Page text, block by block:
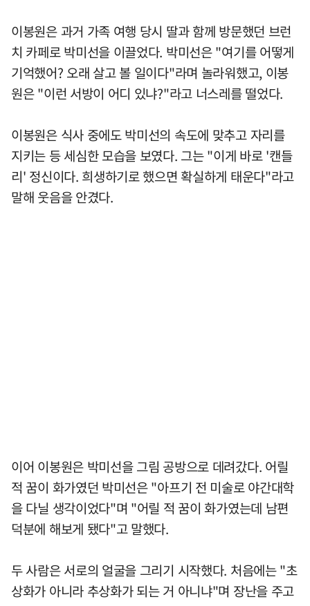
이봉원은 과거 가족 여행 당시 딸과 함께 방문했던 브런
치 카페로 박미선을 이끌었다. 박미선은 "여기를 어떻게
기억했어? 오래 살고 볼 일이다"라며 놀라워했고, 이봉
원은 "이런 서방이 어디 있냐?"라고 너스레를 떨었다.
이봉원은 식사 중에도 박미선의 속도에 맞추고 자리를
지키는 등 세심한 모습을 보였다. 그는 "이게 바로 '캔들
리' 정신이다. 희생하기로 했으면 확실하게 태운다"라고
말해 웃음을 안겼다.
이어 이봉원은 박미선을 그림 공방으로 데려갔다. 어릴
적 꿈이 화가였던 박미선은 "아프기 전 미술로 야간대학
을 다닐 생각이었다"며 "어릴 적 꿈이 화가였는데 남편
덕분에 해보게 됐다"고 말했다.
두 사람은 서로의 얼굴을 그리기 시작했다. 처음에는 "초
상화가 아니라 추상화가 되는 거 아니냐"며 장난을 주고